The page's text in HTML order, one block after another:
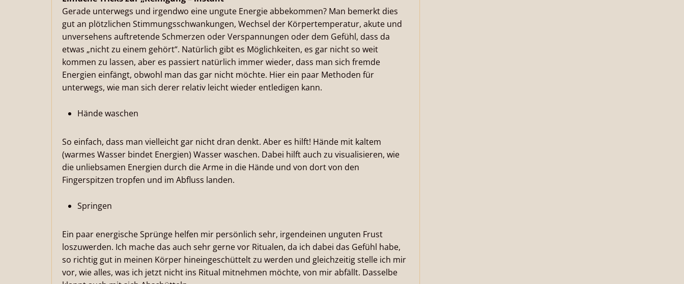
Gerade unterwegs und irgendwo eine ungute Energie abbekommen? Man bemerkt dies
gut an plötzlichen Stimmungsschwankungen, Wechsel der Körpertemperatur, akute und
unversehens auftretende Schmerzen oder Verspannungen oder dem Gefühl, dass da
etwas „nicht zu einem gehört“. Natürlich gibt es Möglichkeiten, es gar nicht so weit
kommen zu lassen, aber es passiert natürlich immer wieder, dass man sich fremde
Energien einfängt, obwohl man das gar nicht möchte. Hier ein paar Methoden für
unterwegs, wie man sich derer relativ leicht wieder entledigen kann.
Hände waschen
So einfach, dass man vielleicht gar nicht dran denkt. Aber es hilft! Hände mit kaltem
(warmes Wasser bindet Energien) Wasser waschen. Dabei hilft auch zu visualisieren, wie
die unliebsamen Energien durch die Arme in die Hände und von dort von den
Fingerspitzen tropfen und im Abfluss landen.
Springen
Ein paar energische Sprünge helfen mir persönlich sehr, irgendeinen unguten Frust
loszuwerden. Ich mache das auch sehr gerne vor Ritualen, da ich dabei das Gefühl habe,
so richtig gut in meinen Körper hineingeschüttelt zu werden und gleichzeitig stelle ich mir
vor, wie alles, was ich jetzt nicht ins Ritual mitnehmen möchte, von mir abfällt. Dasselbe